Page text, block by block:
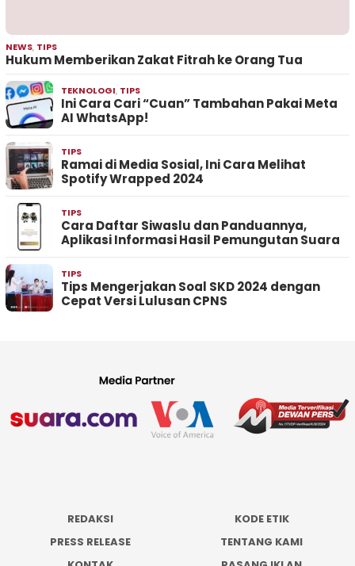
NEWS, TIPS
Hukum Memberikan Zakat Fitrah ke Orang Tua
TEKNOLOGI, TIPS
Ini Cara Cari “Cuan” Tambahan Pakai Meta
AI WhatsApp!
TIPS
Ramai di Media Sosial, Ini Cara Melihat
Spotify Wrapped 2024
TIPS
Cara Daftar Siwaslu dan Panduannya,
Aplikasi Informasi Hasil Pemungutan Suara
TIPS
Tips Mengerjakan Soal SKD 2024 dengan
Cepat Versi Lulusan CPNS
REDAKSI
KODE ETIK
PRESS RELEASE
TENTANG KAMI